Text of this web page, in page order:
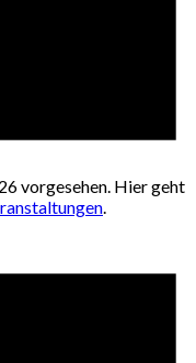
vorgesehen. Hier geht
.